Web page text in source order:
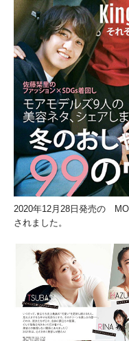
2020年12月28日発売の
されました。